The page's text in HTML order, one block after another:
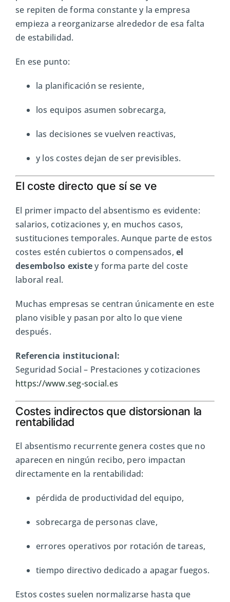
se repiten de forma constante y la empresa
empieza a reorganizarse alrededor de esa falta
de estabilidad.
En ese punto:
la planificación se resiente,
los equipos asumen sobrecarga,
las decisiones se vuelven reactivas,
y los costes dejan de ser previsibles.
El coste directo que sí se ve
El primer impacto del absentismo es evidente:
salarios, cotizaciones y, en muchos casos,
sustituciones temporales. Aunque parte de estos
costes estén cubiertos o compensados,el
desembolso existey forma parte del coste
laboral real.
Muchas empresas se centran únicamente en este
plano visible y pasan por alto lo que viene
después.
Referencia institucional:
Seguridad Social – Prestaciones y cotizaciones
https://www.seg-social.es
Costes indirectos que distorsionan la
rentabilidad
El absentismo recurrente genera costes que no
aparecen en ningún recibo, pero impactan
directamente en la rentabilidad:
pérdida de productividad del equipo,
sobrecarga de personas clave,
errores operativos por rotación de tareas,
tiempo directivo dedicado a apagar fuegos.
Estos costes suelen normalizarse hasta que